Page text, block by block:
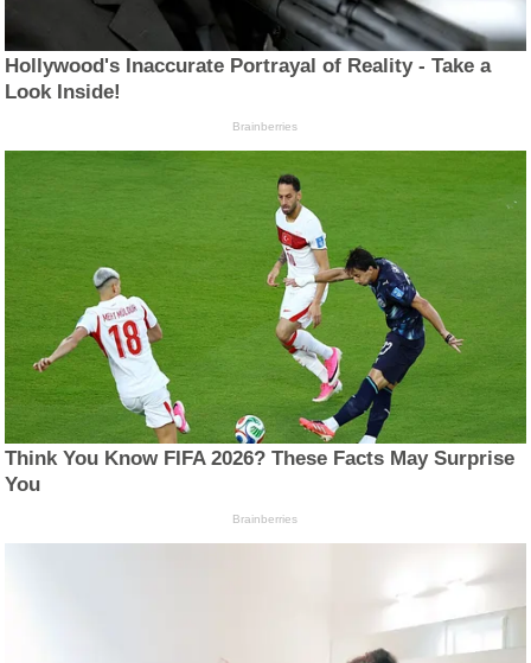
Hollywood's Inaccurate Portrayal of Reality - Take a
Look Inside!
Brainberries
Think You Know FIFA 2026? These Facts May Surprise
You
Brainberries